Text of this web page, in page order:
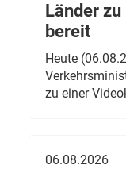
Länder
bereit
Heute
zu einer
06.08.2026